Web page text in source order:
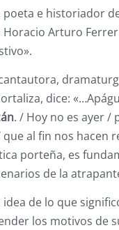
e historiador
Arturo
dice:
. / Hoy no es ayer /
al fin nos hacen
porteña, es
de la
de lo que
los motivos de